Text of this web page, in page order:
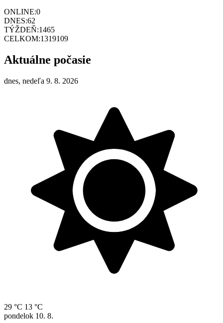
ONLINE:0
DNES:62
TÝŽDEŇ:1465
CELKOM:1319109
Aktuálne počasie
dnes, nedeľa 9. 8. 2026
29 °C 13 °C
pondelok 10. 8.